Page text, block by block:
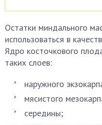
Остатки миндального
использоваться в
Ядро косточкового
таких слоев:
наружного
мясистого
середины;